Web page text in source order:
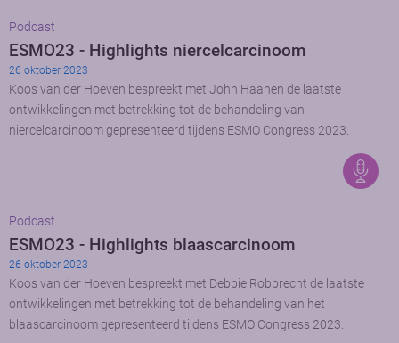
Podcast
ESMO23 - Highlights niercelcarcinoom
26 oktober 2023
Koos van der Hoeven bespreekt met John Haanen de laatste
ontwikkelingen met betrekking tot de behandeling van
niercelcarcinoom gepresenteerd tijdens ESMO Congress 2023.
Podcast
ESMO23 - Highlights blaascarcinoom
26 oktober 2023
Koos van der Hoeven bespreekt met Debbie Robbrecht de laatste
ontwikkelingen met betrekking tot de behandeling van het
blaascarcinoom gepresenteerd tijdens ESMO Congress 2023.